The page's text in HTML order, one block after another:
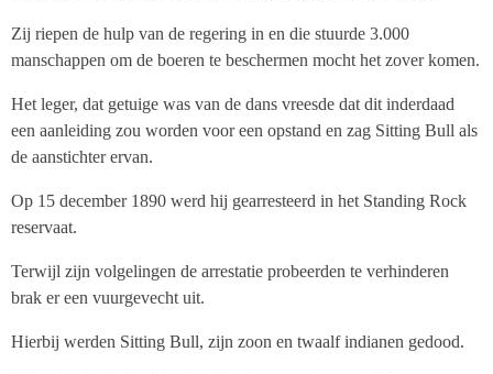
Zij riepen de hulp van de regering in en die stuurde 3.000
manschappen om de boeren te beschermen mocht het zover komen.
Het leger, dat getuige was van de dans vreesde dat dit inderdaad
een aanleiding zou worden voor een opstand en zag Sitting Bull als
de aanstichter ervan.
Op 15 december 1890 werd hij gearresteerd in het Standing Rock
reservaat.
Terwijl zijn volgelingen de arrestatie probeerden te verhinderen
brak er een vuurgevecht uit.
Hierbij werden Sitting Bull, zijn zoon en twaalf indianen gedood.